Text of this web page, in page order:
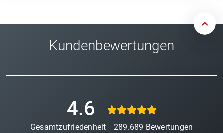
Kundenbewertungen
4.6
Gesamtzufriedenheit 289.689 Bewertungen